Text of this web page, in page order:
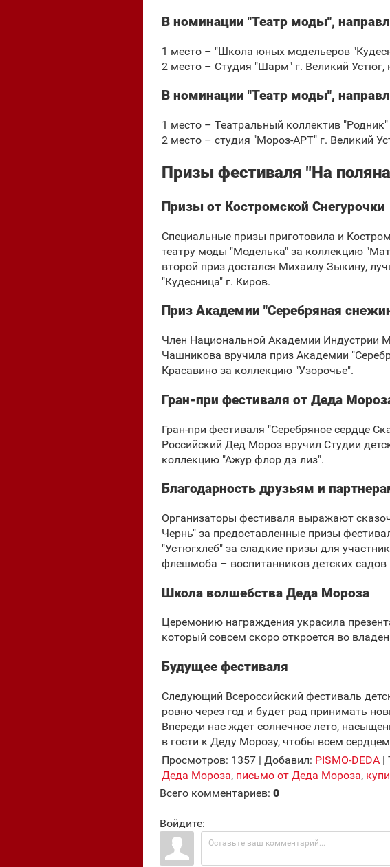
В номинации "Театр моды",
1 место – "Школа юных модельеров
2 место – Студия "Шарм" г. Великий Устюг,
В номинации "Театр моды",
1 место – Театральный коллектив
2 место – студия "Мороз-АРТ" г. Великий
Призы фестиваля "На
Призы от Костромской Снегурочки
Специальные призы приготовила и
театру моды "Моделька" за коллекцию
второй приз достался Михаилу Зыкину,
"Кудесница" г. Киров.
Приз Академии "Серебряная
Член Национальной Академии Индустрии
Чашникова вручила приз Академии
Красавино за коллекцию "Узорочье".
Гран-при фестиваля от Деда
Гран-при фестиваля "Серебряное сердце
Российский Дед Мороз вручил Студии
коллекцию "Ажур флор дэ лиз".
Благодарность друзьям и
Организаторы фестиваля выражают
Чернь" за предоставленные призы
"Устюгхлеб" за сладкие призы для
флешмоба – воспитанников детских садов
Школа волшебства Деда Мороза
Церемонию награждения украсила
который совсем скоро откроется во
Будущее фестиваля
Следующий Всероссийский фестиваль
ровно через год и будет рад принимать
Впереди нас ждет солнечное лето,
в гости к Деду Морозу, чтобы всем
Просмотров: 1357 | Добавил: PISMO-DEDA |
Деда Мороза, письмо от Деда Мороза,
Всего комментариев: 0
Войдите: